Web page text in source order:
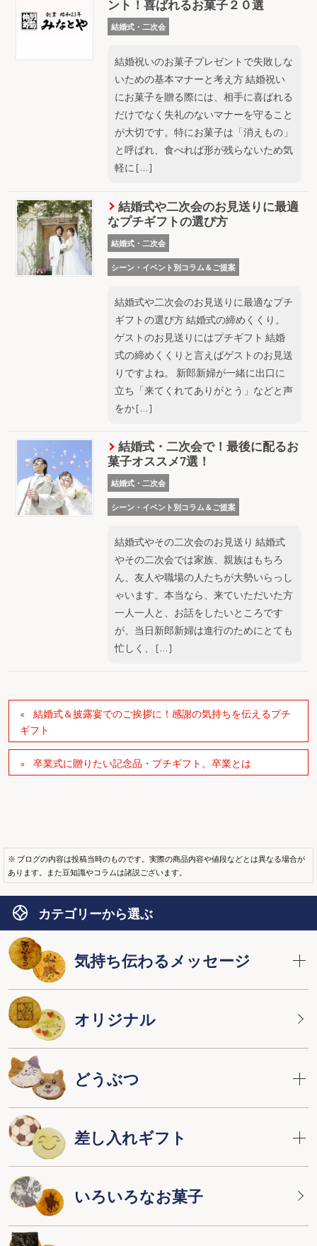
ント！喜ばれるお菓子２０選
結婚式・二次会
結婚祝いのお菓子プレゼントで失敗しな
いための基本マナーと考え方 結婚祝い
にお菓子を贈る際には、相手に喜ばれる
だけでなく失礼のないマナーを守ること
が大切です。特にお菓子は「消えもの」
と呼ばれ、食べれば形が残らないため気
軽に […]
結婚式や二次会のお見送りに最適
なプチギフトの選び方
結婚式・二次会
シーン・イベント別コラム＆ご提案
結婚式や二次会のお見送りに最適なプチ
ギフトの選び方 結婚式の締めくくり。
ゲストのお見送りにはプチギフト 結婚
式の締めくくりと言えばゲストのお見送
りですよね。 新郎新婦が一緒に出口に
立ち「来てくれてありがとう」などと声
をか […]
結婚式・二次会で！最後に配るお
菓子オススメ7選！
結婚式・二次会
シーン・イベント別コラム＆ご提案
結婚式やその二次会のお見送り 結婚式
やその二次会では家族、親族はもちろ
ん、友人や職場の人たちが大勢いらっし
ゃいます。本当なら、来ていただいた方
一人一人と、お話をしたいところです
が、当日新郎新婦は進行のためにとても
忙しく、 […]
結婚式＆披露宴でのご挨拶に！感謝の気持ちを伝えるプチ
ギフト
卒業式に贈りたい記念品・プチギフト。卒業とは
※ ブログの内容は投稿当時のものです。実際の商品内容や値段などとは異なる場合が
あります。また豆知識やコラムは諸説ございます。
カテゴリーから選ぶ
気持ち伝わるメッセージ
オリジナル
どうぶつ
差し入れギフト
いろいろなお菓子